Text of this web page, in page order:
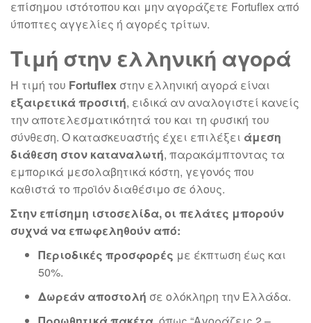
επίσημου ιστότοπου και μην αγοράζετε Fortuflex από
ύποπτες αγγελίες ή αγορές τρίτων.
Τιμή στην ελληνική αγορά
Η τιμή του Fortuflex στην ελληνική αγορά είναι
εξαιρετικά προσιτή, ειδικά αν αναλογιστεί κανείς
την αποτελεσματικότητά του και τη φυσική του
σύνθεση. Ο κατασκευαστής έχει επιλέξει άμεση
διάθεση στον καταναλωτή, παρακάμπτοντας τα
εμπορικά μεσολαβητικά κόστη, γεγονός που
καθιστά το προϊόν διαθέσιμο σε όλους.
Στην επίσημη ιστοσελίδα, οι πελάτες μπορούν
συχνά να επωφεληθούν από:
Περιοδικές προσφορές με έκπτωση έως και
50%.
Δωρεάν αποστολή σε ολόκληρη την Ελλάδα.